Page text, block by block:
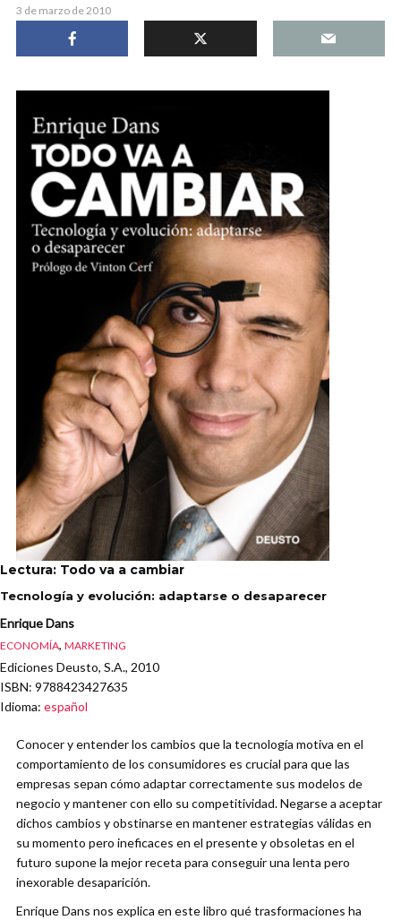
3 de marzo de 2010
Lectura: Todo va a cambiar
Tecnología y evolución: adaptarse o desaparecer
Enrique Dans
ECONOMÍA, MARKETING
Ediciones Deusto, S.A., 2010
ISBN: 9788423427635
Idioma: español
Conocer y entender los cambios que la tecnología motiva en el
comportamiento de los consumidores es crucial para que las
empresas sepan cómo adaptar correctamente sus modelos de
negocio y mantener con ello su competitividad. Negarse a aceptar
dichos cambios y obstinarse en mantener estrategias válidas en
su momento pero ineficaces en el presente y obsoletas en el
futuro supone la mejor receta para conseguir una lenta pero
inexorable desaparición.
Enrique Dans nos explica en este libro qué trasformaciones ha